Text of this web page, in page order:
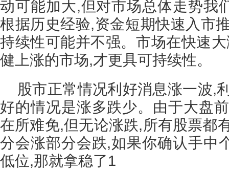
动可能加大,但对市场总体走势我
根据历史经验,资金短期快速入市
持续性可能并不强。市场在快速
健上涨的市场,才更具可持续性。
股市正常情况利好消息涨一波,
好的情况是涨多跌少。由于大盘
在所难免,但无论涨跌,所有股票都
分会涨部分会跌,如果你确认手中
低位,那就拿稳了1